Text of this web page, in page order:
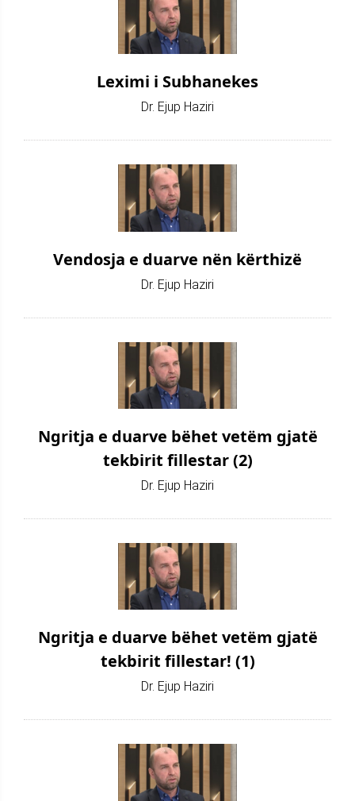
Leximi i Subhanekes
Dr. Ejup Haziri
Vendosja e duarve nën kërthizë
Dr. Ejup Haziri
Ngritja e duarve bëhet vetëm gjatë
tekbirit fillestar (2)
Dr. Ejup Haziri
Ngritja e duarve bëhet vetëm gjatë
tekbirit fillestar! (1)
Dr. Ejup Haziri